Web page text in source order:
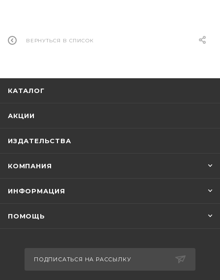
ВЕРНУТЬСЯ В СПИСОК
КАТАЛОГ
АКЦИИ
ИЗДАТЕЛЬСТВА
КОМПАНИЯ
ИНФОРМАЦИЯ
ПОМОЩЬ
ПОДПИСАТЬСЯ НА РАССЫЛКУ